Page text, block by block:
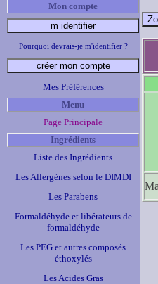
Mon compte
Pourquoi devrais-je m'identifier ?
Mes Préférences
Menu
Page Principale
Ingrédients
Liste des Ingrédients
Les Allergènes selon le DIMDI
Les Parabens
Formaldéhyde et libérateurs de
formaldéhyde
Les PEG et autres composés
éthoxylés
Les Acides Gras